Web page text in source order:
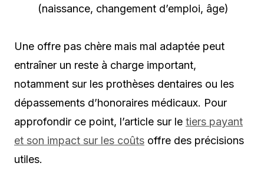
(naissance, changement d’emploi, âge)
Une offre pas chère mais mal adaptée peut
entraîner un reste à charge important,
notamment sur les prothèses dentaires ou les
dépassements d’honoraires médicaux. Pour
approfondir ce point, l’article sur le tiers payant
et son impact sur les coûts offre des précisions
utiles.